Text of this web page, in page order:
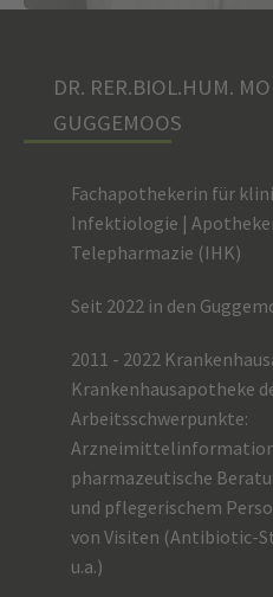
DR. RER.BIOL.HUM.
GUGGEMOOS
Fachapothekerin für
Infektiologie |
Telepharmazie (IHK)
Seit 2022 in den
2011 - 2022
Krankenhausapotheke
Arbeitsschwerpunkte:
pharmazeutische
und pflegerischem
von Visiten (Antibiotic-
u.a.)